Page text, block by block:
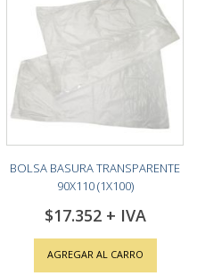
BOLSA BASURA TRANSPARENTE
90X110 (1X100)
$17.352
AGREGAR AL CARRO